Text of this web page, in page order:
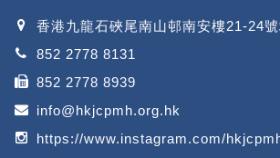
香港九龍石硤尾南山邨南安樓21-24
852 2778 8131
852 2778 8939
info@hkjcpmh.org.hk
https://www.instagram.com/